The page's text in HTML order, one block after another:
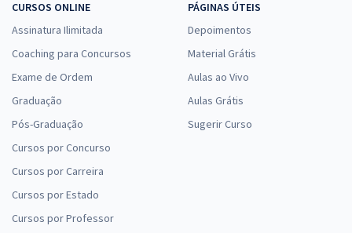
CURSOS ONLINE
Assinatura Ilimitada
Coaching para Concursos
Exame de Ordem
Graduação
Pós-Graduação
Cursos por Concurso
Cursos por Carreira
Cursos por Estado
Cursos por Professor
PÁGINAS ÚTEIS
Depoimentos
Material Grátis
Aulas ao Vivo
Aulas Grátis
Sugerir Curso